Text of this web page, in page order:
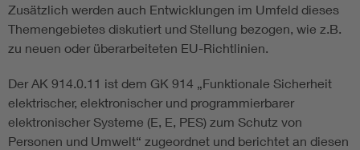
Zusätzlich werden auch Entwicklungen im Umfeld dieses
Themengebietes diskutiert und Stellung bezogen, wie z.B.
zu neuen oder überarbeiteten EU-Richtlinien.
Der AK 914.0.11 ist dem GK 914 „Funktionale Sicherheit
elektrischer, elektronischer und programmierbarer
elektronischer Systeme (E, E, PES) zum Schutz von
Personen und Umwelt“ zugeordnet und berichtet an diesen